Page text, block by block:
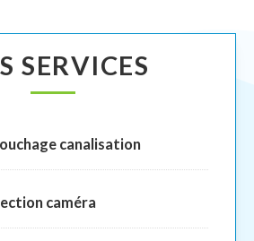
SERVICES
canalisation
caméra